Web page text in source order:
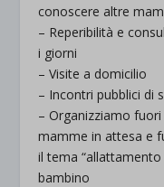
conoscere altre
– Reperibilità e
i giorni
– Visite a domicilio
– Incontri pubblici di
– Organizziamo
mamme in attesa e
il tema
bambino